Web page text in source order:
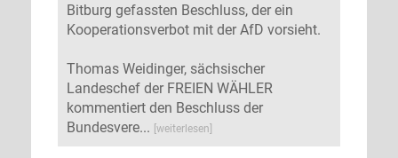
Bitburg gefassten Beschluss, der ein
Kooperationsverbot mit der AfD vorsieht.
Thomas Weidinger, sächsischer
Landeschef der FREIEN WÄHLER
kommentiert den Beschluss der
Bundesvere... [weiterlesen]